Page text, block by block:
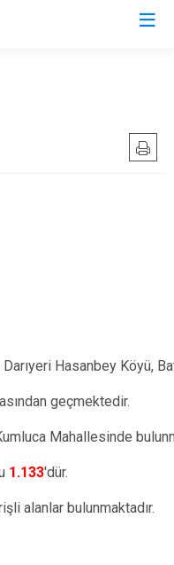
Hasanbey Köyü,
geçmektedir.
Mahallesinde
1.133'dür.
alanlar bulunmaktadır.